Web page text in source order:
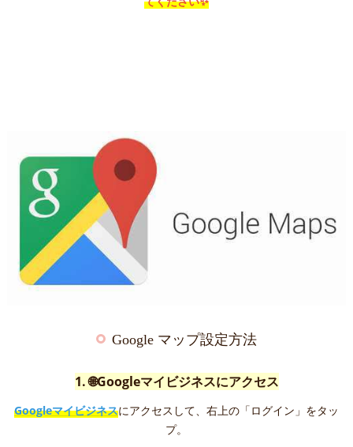
Google マップ設定方法
1. 🌐Googleマイビジネスにアクセス
Googleマイビジネスにアクセスして、右上の「ログイン」をタッ
プ。